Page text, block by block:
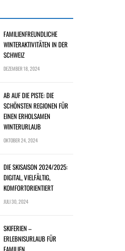
FAMILIENFREUNDLICHE
WINTERAKTIVITÄTEN IN DER
SCHWEIZ
DEZEMBER 18, 2024
AB AUF DIE PISTE: DIE
SCHÖNSTEN REGIONEN FÜR
EINEN ERHOLSAMEN
WINTERURLAUB
OKTOBER 24, 2024
DIE SKISAISON 2024/2025:
DIGITAL, VIELFÄLTIG,
KOMFORTORIENTIERT
JULI 30, 2024
SKIFERIEN –
ERLEBNISURLAUB FÜR
FAMILIEN